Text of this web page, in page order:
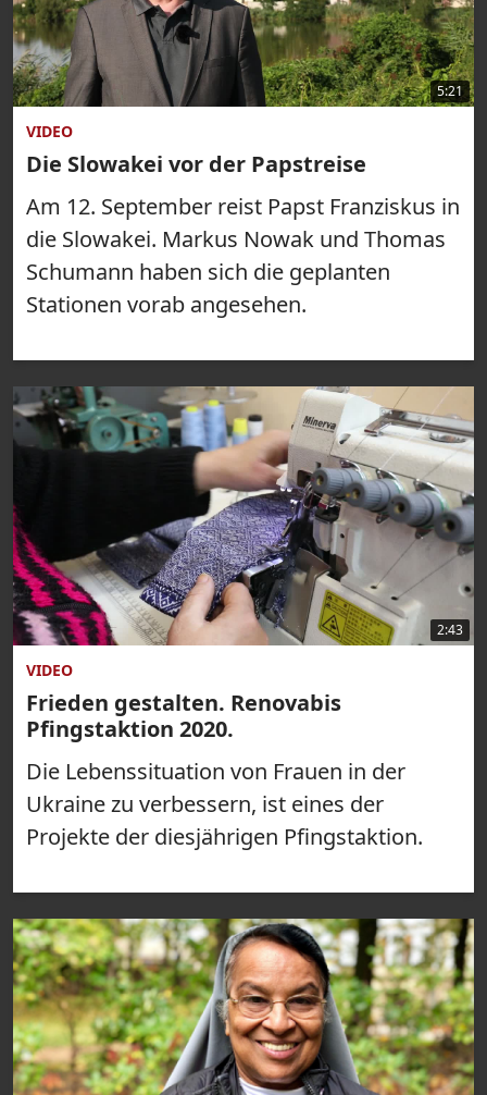
5:21
VIDEO
Die Slowakei vor der Papstreise
Am 12. September reist Papst Franziskus in
die Slowakei. Markus Nowak und Thomas
Schumann haben sich die geplanten
Stationen vorab angesehen.
2:43
VIDEO
Frieden gestalten. Renovabis
Pfingstaktion 2020.
Die Lebenssituation von Frauen in der
Ukraine zu verbessern, ist eines der
Projekte der diesjährigen Pfingstaktion.